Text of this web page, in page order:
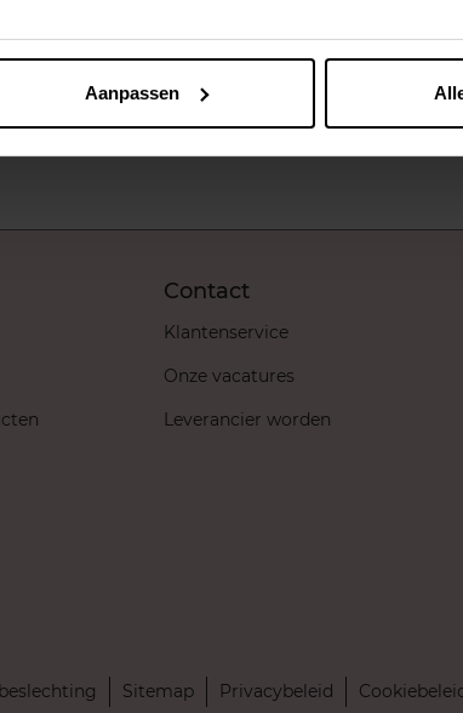
Aanpassen
iets vergeten ?
Contact
Klantenservice
Onze vacatures
Leverancier worden
Sitemap Privacybeleid